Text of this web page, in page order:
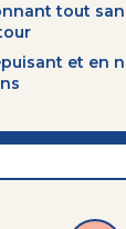
tout
et en